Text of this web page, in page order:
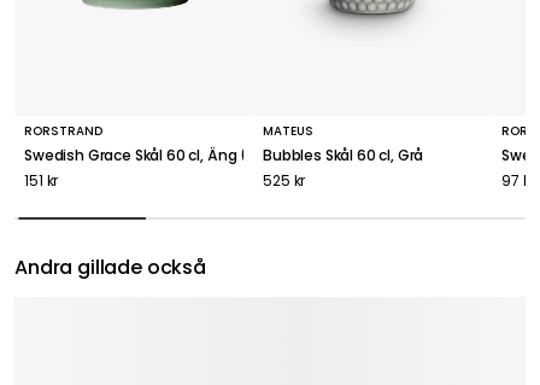
RÖRSTRAND
Swedish Grace Skål 60 cl, Äng (Ljusgrön)
151 kr
MATEUS
Bubbles Skål 60 cl, Grå
525 kr
97 kr
Andra gillade också